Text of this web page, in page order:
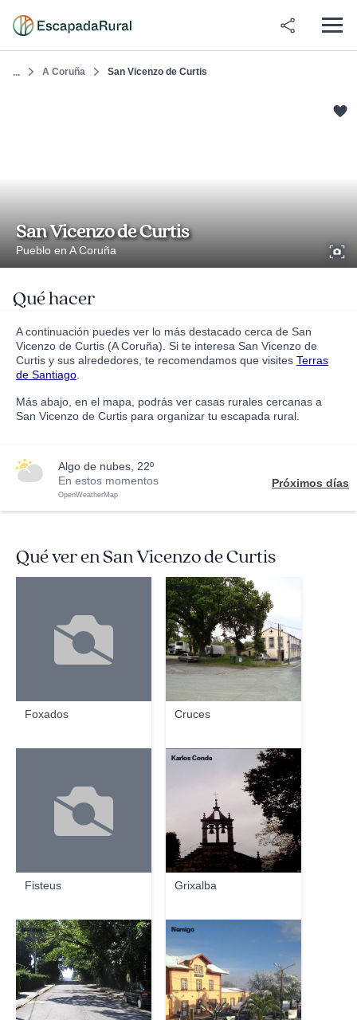
... A Coruña San Vicenzo de Curtis
San Vicenzo de Curtis
Pueblo en A Coruña
Qué hacer
A continuación puedes ver lo más destacado cerca de San
Vicenzo de Curtis (A Coruña). Si te interesa San Vicenzo de
Curtis y sus alrededores, te recomendamos que visites Terras
de Santiago
Más abajo, en el mapa, podrás ver casas rurales cercanas a
San Vicenzo de Curtis para organizar tu escapada rural.
algo de nubes, 22º
En estos momentos
OpenWeatherMap
Próximos días
Qué ver en San Vicenzo de Curtis
Foxados Cruces
algolpe
Fisteus Grixalba
Karlos Conde
leannan Nemigo